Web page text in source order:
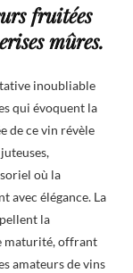
fruitées
mûres.
inoubliable
qui évoquent la
de ce vin révèle
où la
avec élégance. La
la
maturité, offrant
amateurs de vins